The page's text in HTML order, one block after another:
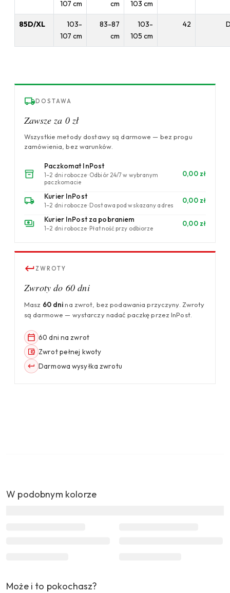
107 cm cm 103 cm
85D/XL
103-
107 cm
83-87
cm
103-
105 cm
42
DOSTAWA
Zawsze za 0 zł
Wszystkie metody dostawy są darmowe — bez progu
zamówienia, bez warunków.
Paczkomat InPost
1–2 dni robocze · Odbiór 24/7 w wybranym
paczkomacie
0,00 zł
Kurier InPost
1–2 dni robocze · Dostawa pod wskazany adres
0,00 zł
Kurier InPost za pobraniem
1–2 dni robocze · Płatność przy odbiorze
0,00 zł
ZWROTY
Zwroty do 60 dni
Masz 60 dnina zwrot, bez podawania przyczyny. Zwroty
są darmowe — wystarczy nadać paczkę przez InPost.
60 dni na zwrot
Zwrot pełnej kwoty
Darmowa wysyłka zwrotu
W podobnym kolorze
Może i to pokochasz?